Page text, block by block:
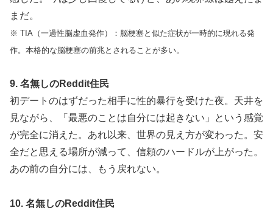
まだ。
※ TIA（一過性脳虚血発作）：脳梗塞と似た症状が一時的に現れる発
作。本格的な脳梗塞の前兆とされることが多い。
9. 名無しのReddit住民
初デートのはずだった相手に性的暴行を受けた夜。天井を
見ながら、「最悪のことは自分には起きない」という感覚
が完全に消えた。あれ以来、世界の見え方が変わった。安
全だと思える場所が減って、信頼のハードルが上がった。
あの前の自分には、もう戻れない。
10. 名無しのReddit住民